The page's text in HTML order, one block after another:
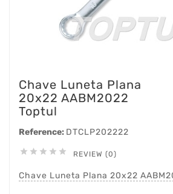
Chave Luneta Plana
20x22 AABM2022
Toptul
Reference: DTCLP202222
     REVIEW (0)
Chave Luneta Plana 20x22